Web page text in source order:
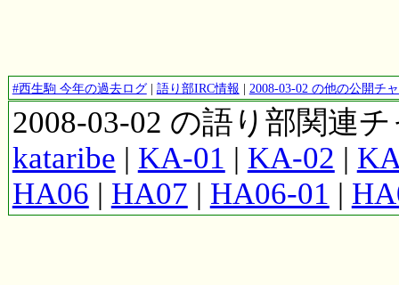
#西生駒 今年の過去ログ| 語り部IRC情報 | 2008-03-02 の他の公開チ
2008-03-02 の語り部関連
kataribe | KA-01 | KA-02 |
HA06 | HA07 | HA06-01 |